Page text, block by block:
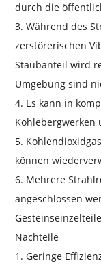
durch die
3. Während des
zerstörerischen
Staubanteil wird
Umgebung sind
4. Es kann in
Kohlebergwerken
5.
können
6. Mehrere
angeschlossen
Nachteile
1. Geringe